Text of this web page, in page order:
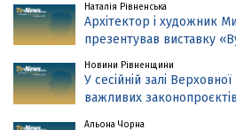
Наталія Рівненська
Архітектор і художник
презентував виставку
Новини Рівненщини
У сесійній залі
важливих законопроєктів
Альона Чорна